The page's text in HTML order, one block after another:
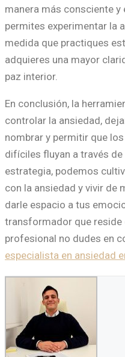
manera más consciente y
permites experimentar la
medida que practiques
adquieres una mayor
paz interior.
En conclusión, la
controlar la ansiedad,
nombrar y permitir que
difíciles fluyan a través
estrategia, podemos
con la ansiedad y vivir de
darle espacio a tus
transformador que reside
profesional no dudes en
especialista en ansiedad